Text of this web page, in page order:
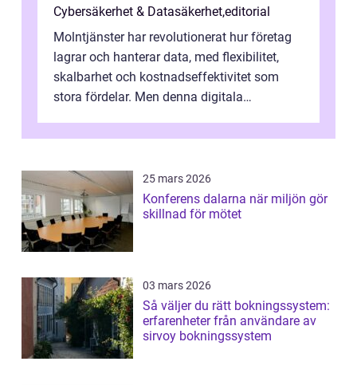
Cybersäkerhet & Datasäkerhet,editorial
Molntjänster har revolutionerat hur företag
lagrar och hanterar data, med flexibilitet,
skalbarhet och kostnadseffektivitet som
stora fördelar. Men denna digitala
25 mars 2026
Konferens dalarna när miljön gör
skillnad för mötet
03 mars 2026
Så väljer du rätt bokningssystem:
erfarenheter från användare av
sirvoy bokningssystem